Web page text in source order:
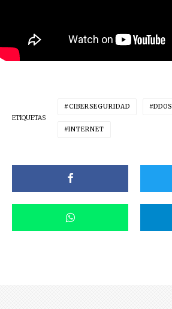
ETIQUETAS
CIBERSEGURIDAD DDOS
INTERNET